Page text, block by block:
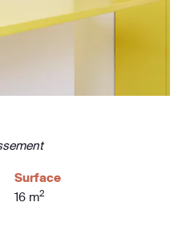
Surface
16 m2